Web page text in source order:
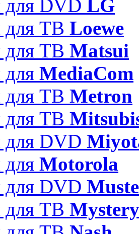
DVD LG
для ТВ Loewe
для ТВ Matsui
MediaCom
для ТВ Metron
TB
DVD
Motorola
DVD
для ТВ Mystery